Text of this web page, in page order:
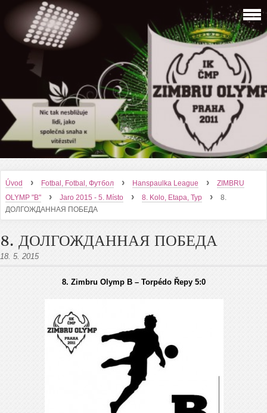
Úvod › Fotbal, Fotbal, Футбол › Hanspaulka League ›
ZIMBRU
OLYMP "B"
› Jaro 2015 - 5. Místo › 8. Kolo, Etapa, Тур ›
8.
ДОЛГОЖДАННАЯ ПОБЕДА
8. ДОЛГОЖДАННАЯ ПОБЕДА
18. 5. 2015
8. Zimbru Olymp B – Torpédo Řepy 5:0